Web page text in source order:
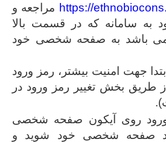
https:// مراجعه و
به سامانه که در قسمت بالا
باشد به صفحه شخصی خود
جهت امنیت بیشتر، رمز ورود
طریق بخش تغییر رمز ورود در
ورود روی آیکون صفحه شخصی
صفحه شخصی خود شوید و